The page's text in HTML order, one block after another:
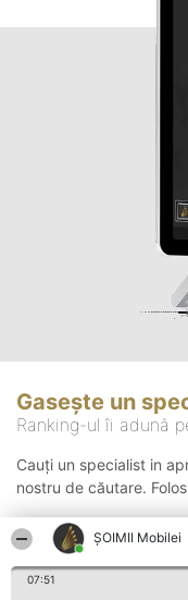
ȘOIMII Mobilei
07:51
Gasește un
Ranking-ul îi adună
Cauți un specialist in
nostru de căutare.